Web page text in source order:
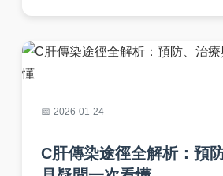
2026-01-24
C肝傳染途徑全解析：預